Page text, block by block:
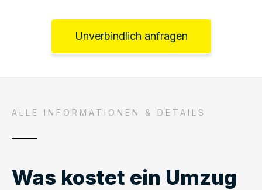
Unverbindlich anfragen
ALLE INFORMATIONEN & DETAILS
Was kostet ein Umzug